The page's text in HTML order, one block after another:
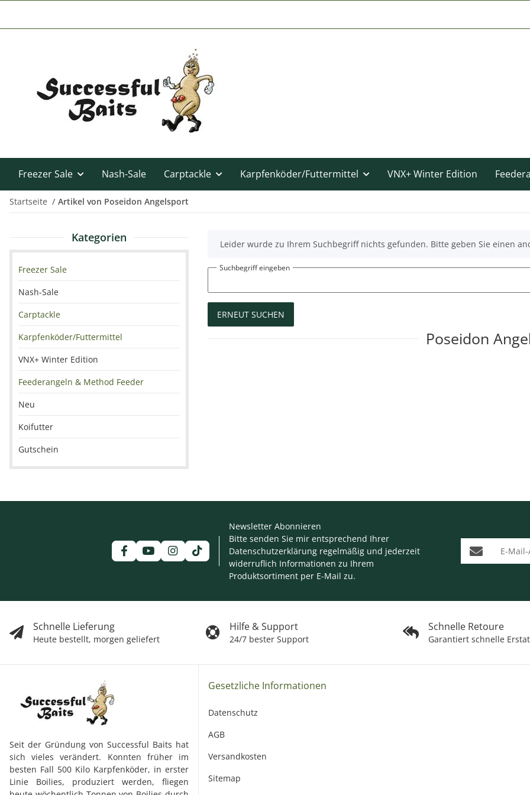
Freezer Sale Nash-Sale Carptackle Karpfenköder/Futtermittel VNX+ Winter Edition
Startseite Artikel von Poseidon Angelsport
x
Leider wurde zu Ihrem Suchbegriff nichts gefunden. Bitte geben Sie einen
Suchbegriff eingeben
ERNEUT SUCHEN
Poseidon
Kategorien
Freezer Sale
Nash-Sale
Carptackle
Karpfenköder/Futtermittel
VNX+ Winter Edition
Feederangeln & Method Feeder
Neu
Koifutter
Gutschein
Schnelle Lieferung
Heute bestellt, morgen geliefert
Hilfe & Support
24/7 bester Support
Schnelle Retoure
Garantiert schnelle
Newsletter Abonnieren
Bitte senden Sie mir entsprechend Ihrer
Datenschutzerklärung regelmäßig und jederzeit
widerruflich Informationen zu Ihrem
Produktsortiment per E-Mail zu.
E-Mail-Adresse
Seit der Gründung von Successful Baits hat
sich vieles verändert. Konnten früher im
besten Fall 500 Kilo Karpfenköder, in erster
Linie Boilies, produziert werden, fliegen
Gesetzliche Informationen
Datenschutz
AGB
Versandkosten
Sitemap